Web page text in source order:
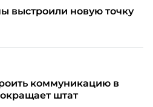
выстроили новую точку
коммуникацию в
штат